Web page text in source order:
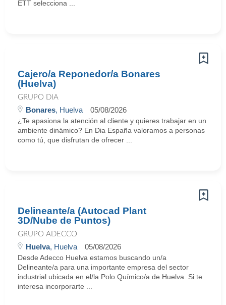
ETT selecciona ...
Cajero/a Reponedor/a Bonares
(Huelva)
GRUPO DIA
Bonares, Huelva 05/08/2026
¿Te apasiona la atención al cliente y quieres trabajar en un
ambiente dinámico? En Dia España valoramos a personas
como tú, que disfrutan de ofrecer ...
Delineante/a (Autocad Plant
3D/Nube de Puntos)
GRUPO ADECCO
Huelva, Huelva 05/08/2026
Desde Adecco Huelva estamos buscando un/a
Delineante/a para una importante empresa del sector
industrial ubicada en el/la Polo Químico/a de Huelva. Si te
interesa incorporarte ...